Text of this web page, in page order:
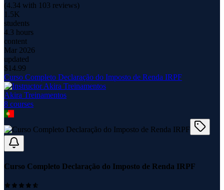
(4.34 with 103 reviews)
1.5K
students
4.3 hours
content
Mar 2026
updated
$14.99
Curso Completo Declaração do Imposto de Renda IRPF
Akira Treinamentos
8 courses
Curso Completo Declaração do Imposto de Renda IRPF